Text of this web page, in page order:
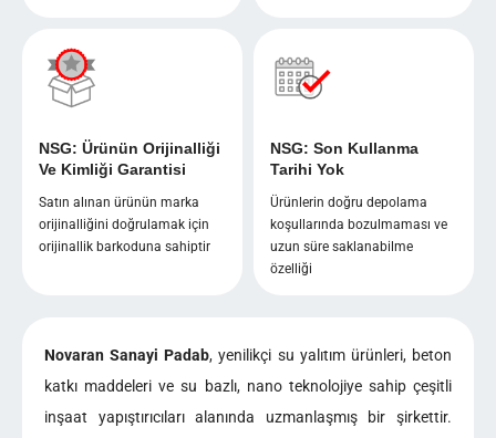
NSG: Ürünün Orijinalliği
Ve Kimliği Garantisi
Satın alınan ürünün marka
orijinalliğini doğrulamak için
orijinallik barkoduna sahiptir
NSG: Son Kullanma
Tarihi Yok
Ürünlerin doğru depolama
koşullarında bozulmaması ve
uzun süre saklanabilme
özelliği
Novaran Sanayi Padab, yenilikçi su yalıtım ürünleri, beton
katkı maddeleri ve su bazlı, nano teknolojiye sahip çeşitli
inşaat yapıştırıcıları alanında uzmanlaşmış bir şirkettir.